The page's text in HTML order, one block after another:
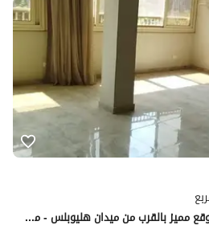
للايجار شقة سكنية 130 م² بموقع مميز بالقرب من ميدان هليوبلس - مصر الجديدة